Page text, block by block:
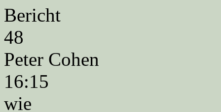
Bericht
48
Peter Cohen
16:15
wie